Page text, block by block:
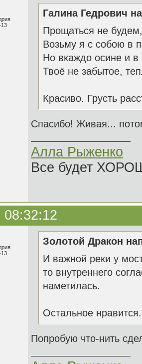
13
Галина Гедрович
Прощаться не
Возьму я с собою в
Но вкаждо осине и в
Твоё не забытое,
Красиво. Грусть
Спасибо! Живая...
Алла Рыженко
Все будет
08:32:12
13
Золотой Дракон
И важной реки у
то внутреннего
наметилась.
Остальное нравится.
Попробую что-нить